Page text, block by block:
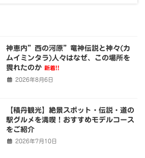
神恵内”西の河原”竜神伝説と神々(カ
ムイミンタラ)人々はなぜ、この場所を
畏れたのか 新着!!
2026年8月6日
【積丹観光】絶景スポット・伝説・道の
駅グルメを満喫！おすすめモデルコース
をご紹介
2026年7月10日